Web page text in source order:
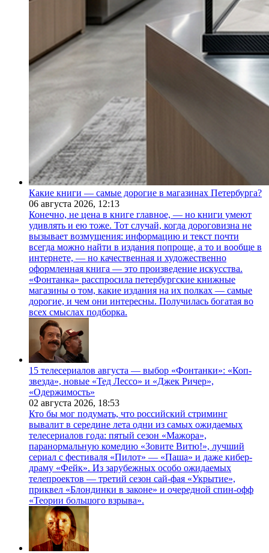
Какие книги — самые дорогие в магазинах Петербурга?
06 августа 2026, 12:13
Конечно, не цена в книге главное, — но книги умеют
удивлять и ею тоже. Тот случай, когда дороговизна не
вызывает возмущения: информацию и текст почти
всегда можно найти в издания попроще, а то и вообще в
интернете, — но качественная и художественно
оформленная книга — это произведение искусства.
«Фонтанка» расспросила петербургские книжные
магазины о том, какие издания на их полках — самые
дорогие, и чем они интересны. Получилась богатая во
всех смыслах подборка.
15 телесериалов августа — выбор «Фонтанки»: «Коп-
звезда», новые «Тед Лессо» и «Джек Ричер»,
«Одержимость»
02 августа 2026, 18:53
Кто бы мог подумать, что российский стриминг
вывалит в середине лета одни из самых ожидаемых
телесериалов года: пятый сезон «Мажора»,
паранормальную комедию «Зовите Витю!», лучший
сериал с фестиваля «Пилот» — «Паша» и даже кибер-
драму «Фейк». Из зарубежных особо ожидаемых
телепроектов — третий сезон сай-фая «Укрытие»,
приквел «Блондинки в законе» и очередной спин-офф
«Теории большого взрыва».